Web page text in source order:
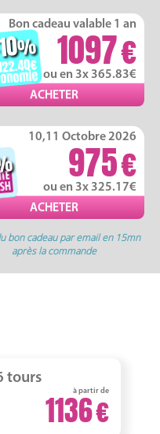
Bon cadeau valable 1 an
1097
ou en 3x 365.83
%
10,11 Octobre 2026
975
ou en 3x 325.17
bon cadeau par email en 15mn
après la commande
tours
à partir de
1136